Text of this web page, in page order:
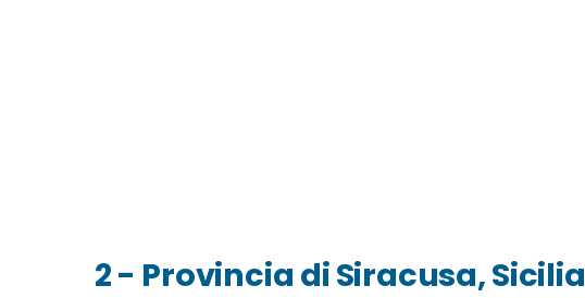
2 - Provincia di Siracusa, Sicilia